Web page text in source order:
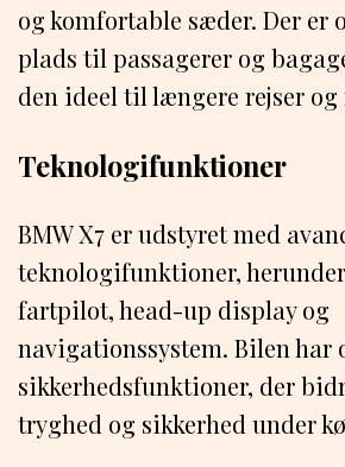
og komfortable sæder. Der er
plads til passagerer og
den ideel til længere rejser
Teknologifunktioner
BMW X7 er udstyret med
teknologifunktioner,
fartpilot, head-up display og
navigationssystem. Bilen har
sikkerhedsfunktioner, der
tryghed og sikkerhed under